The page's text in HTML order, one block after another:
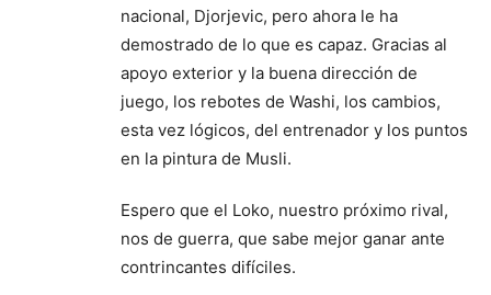
nacional, Djorjevic, pero ahora le ha
demostrado de lo que es capaz. Gracias al
apoyo exterior y la buena dirección de
juego, los rebotes de Washi, los cambios,
esta vez lógicos, del entrenador y los puntos
en la pintura de Musli.
Espero que el Loko, nuestro próximo rival,
nos de guerra, que sabe mejor ganar ante
contrincantes difíciles.